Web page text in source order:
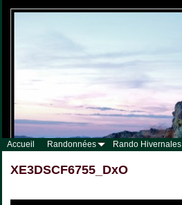
Accueil Randonnées Rando Hivernales
XE3DSCF6755_DxO